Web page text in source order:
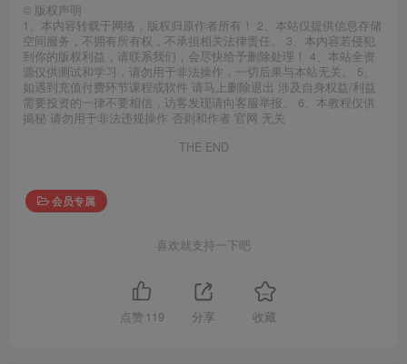
© 版权声明
1、本内容转载于网络，版权归原作者所有！ 2、本站仅提供信息存储
空间服务，不拥有所有权，不承担相关法律责任。 3、本内容若侵犯
到你的版权利益，请联系我们，会尽快给予删除处理！ 4、本站全资
源仅供测试和学习，请勿用于非法操作，一切后果与本站无关。 5、
如遇到充值付费环节课程或软件 请马上删除退出 涉及自身权益/利益
需要投资的一律不要相信，访客发现请向客服举报。 6、本教程仅供
揭秘 请勿用于非法违规操作 否则和作者 官网 无关
THE END
会员专属
喜欢就支持一下吧
点赞 119 分享 收藏